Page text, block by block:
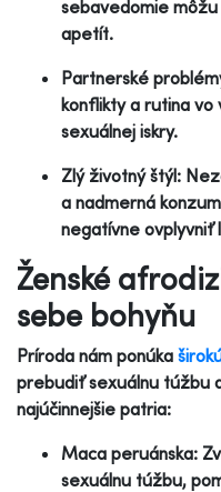
sebavedomie
apetít.
Partnerské
konflikty a rutina
sexuálnej iskry.
Zlý životný štýl:
a nadmerná
negatívne ovplyvniť
Ženské
sebe bohyňu
Príroda nám ponúka
prebudiť sexuálnu túžbu
najúčinnejšie patria:
Maca peruánska:
sexuálnu túžbu,